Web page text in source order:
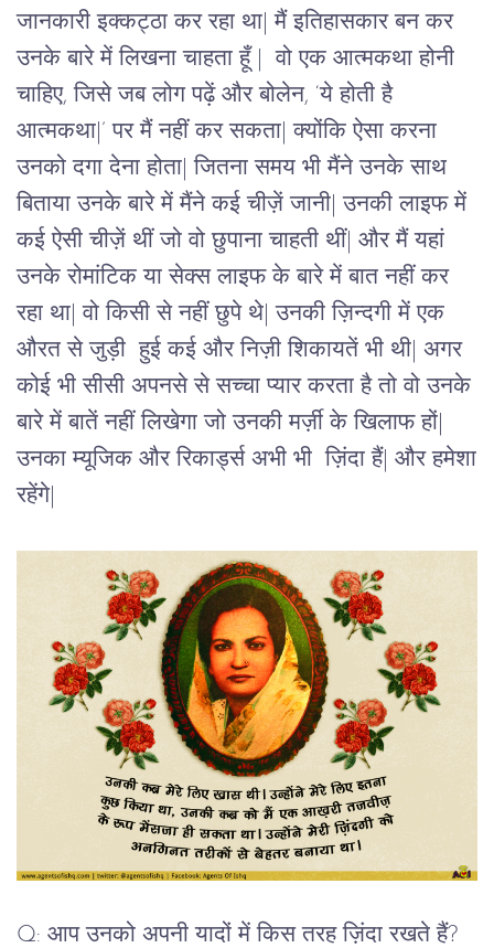
जानकारी इक्कट्ठा कर रहा था| मैं इतिहासकार बन कर
उनके बारे में लिखना चाहता हूँ | वो एक आत्मकथा होनी
चाहिए, जिसे जब लोग पढ़ें और बोलेन, ‘ये होती है
आत्मकथा|’ पर मैं नहीं कर सकता| क्योंकि ऐसा करना
उनको दगा देना होता| जितना समय भी मैंने उनके साथ
बिताया उनके बारे में मैंने कई चीज़ें जानी| उनकी लाइफ में
कई ऐसी चीज़ें थीं जो वो छुपाना चाहती थीं| और मैं यहां
उनके रोमांटिक या सेक्स लाइफ के बारे में बात नहीं कर
रहा था| वो किसी से नहीं छुपे थे| उनकी ज़िन्दगी में एक
औरत से जुड़ी हुई कई और निज़ी शिकायतें भी थी| अगर
कोई भी सीसी अपनसे से सच्चा प्यार करता है तो वो उनके
बारे में बातें नहीं लिखेगा जो उनकी मर्ज़ी के खिलाफ हों|
उनका म्यूजिक और रिकार्ड्स अभी भी ज़िंदा हैं| और हमेशा
रहेंगे|
Q: आप उनको अपनी यादों में किस तरह ज़िंदा रखते हैं?